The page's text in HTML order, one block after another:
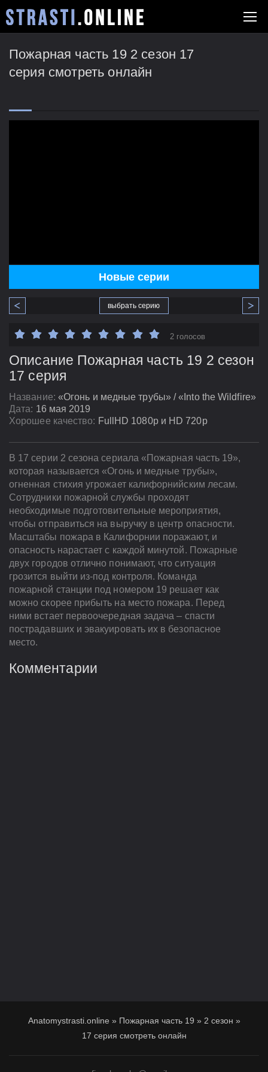
Пожарная часть 19 2 сезон 17
серия смотреть онлайн
Новые серии
выбрать серию
Описание Пожарная часть 19 2 сезон
17 серия
Название: «Огонь и медные трубы» / «Into the Wildfire»
Дата: 16 мая 2019
Хорошее качество: FullHD 1080p и HD 720p
2 голосов
В 17 серии 2 сезона сериала «Пожарная часть 19»,
которая называется «Огонь и медные трубы»,
огненная стихия угрожает калифорнийским лесам.
Сотрудники пожарной службы проходят
необходимые подготовительные мероприятия,
чтобы отправиться на выручку в центр опасности.
Масштабы пожара в Калифорнии поражают, и
опасность нарастает с каждой минутой. Пожарные
двух городов отлично понимают, что ситуация
грозится выйти из-под контроля. Команда
пожарной станции под номером 19 решает как
можно скорее прибыть на место пожара. Перед
ними встает первоочередная задача – спасти
пострадавших и эвакуировать их в безопасное
место.
Комментарии
Anatomystrasti.online » Пожарная часть 19 » 2 сезон »
17 серия смотреть онлайн